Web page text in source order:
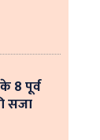
8 पूर्व
सजा